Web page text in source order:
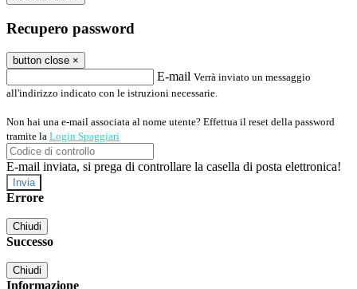
Recupero password
button close ×
E-mail Verrà inviato un messaggio
all'indirizzo indicato con le istruzioni necessarie.
Non hai una e-mail associata al nome utente? Effettua il reset della password
tramite la Login Spaggiari
E-mail inviata, si prega di controllare la casella di posta elettronica!
Errore
Chiudi
Successo
Chiudi
Informazione